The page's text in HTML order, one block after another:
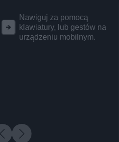
Nawiguj za pomocą
klawiatury, lub gestów na
urządzeniu mobilnym.